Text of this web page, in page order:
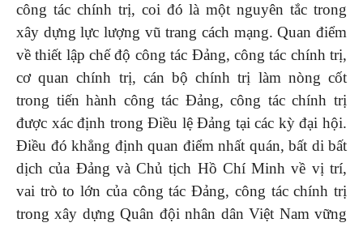
công tác chính trị, coi đó là một nguyên tắc trong
xây dựng lực lượng vũ trang cách mạng. Quan điểm
về thiết lập chế độ công tác Đảng, công tác chính trị,
cơ quan chính trị, cán bộ chính trị làm nòng cốt
trong tiến hành công tác Đảng, công tác chính trị
được xác định trong Điều lệ Đảng tại các kỳ đại hội.
Điều đó khẳng định quan điểm nhất quán, bất di bất
dịch của Đảng và Chủ tịch Hồ Chí Minh về vị trí,
vai trò to lớn của công tác Đảng, công tác chính trị
trong xây dựng Quân đội nhân dân Việt Nam vững